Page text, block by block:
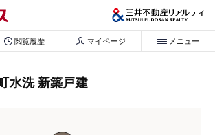
閲覧履歴 マイページ メニュー
水洗 新築戸建